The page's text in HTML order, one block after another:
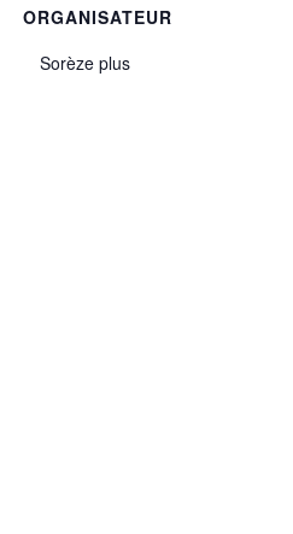
ORGANISATEUR
Sorèze plus